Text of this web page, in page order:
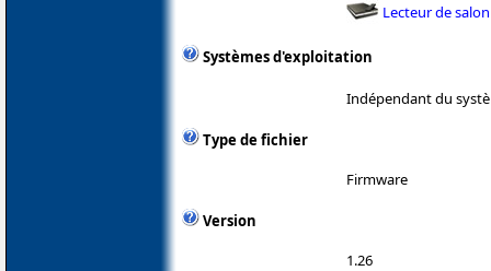
Lecteur de salon
Systèmes d'exploitation
Indépendant du
Type de fichier
Firmware
Version
1.26